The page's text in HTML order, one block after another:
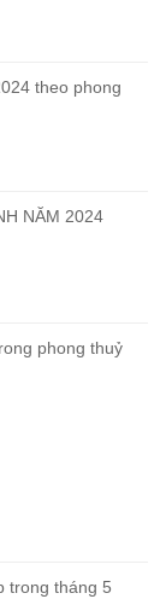
theo phong
NĂM 2024
phong thuỷ
trong tháng 5